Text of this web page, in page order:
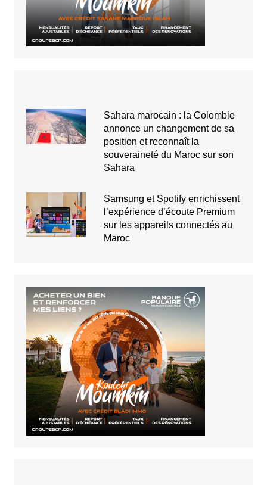
Sahara marocain : la Colombie
annonce un changement de sa
position et reconnaît la
souveraineté du Maroc sur son
Sahara
Samsung et Spotify enrichissent
l’expérience d’écoute Premium
sur les appareils connectés au
Maroc